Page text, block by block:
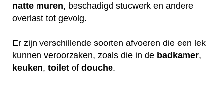
natte muren, beschadigd stucwerk en andere
overlast tot gevolg.
Er zijn verschillende soorten afvoeren die een lek
kunnen veroorzaken, zoals die in de badkamer,
keuken, toilet of douche.